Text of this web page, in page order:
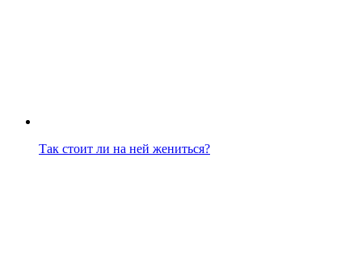
Так стоит ли на ней жениться?